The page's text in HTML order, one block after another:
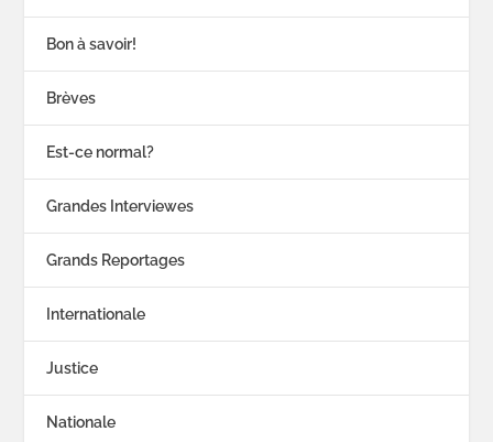
Bon à savoir!
Brèves
Est-ce normal?
Grandes Interviewes
Grands Reportages
Internationale
Justice
Nationale